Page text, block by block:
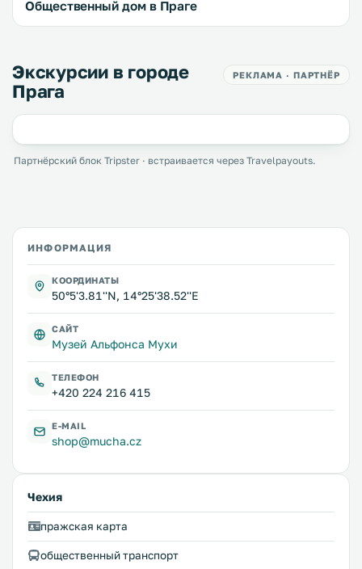
Общественный дом в Праге
Экскурсии в городе
Прага
РЕКЛАМА · ПАРТНЁР
Партнёрский блок Tripster · встраивается через Travelpayouts.
ИНФОРМАЦИЯ
КООРДИНАТЫ
50°5'3.81''N, 14°25'38.52''E
САЙТ
Музей Альфонса Мухи
ТЕЛЕФОН
+420 224 216 415
E-MAIL
shop@mucha.cz
Чехия
пражская карта
общественный транспорт